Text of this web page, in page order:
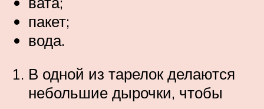
пакет;
вода.
В одной из тарелок делаются
небольшие дырочки, чтобы